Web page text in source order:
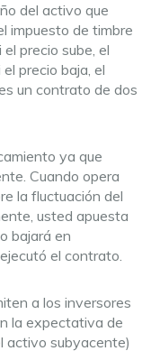
del activo que
impuesto de timbre
precio sube, el
precio baja, el
un contrato de dos
ya que
Cuando opera
la fluctuación del
usted apuesta
bajará en
el contrato.
a los inversores
la expectativa de
activo subyacente)